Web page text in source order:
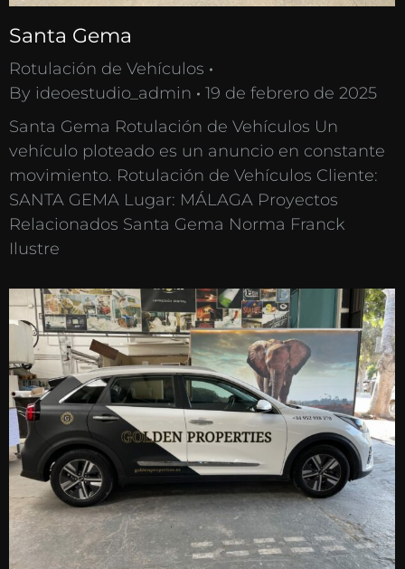
Santa Gema
Rotulación de Vehículos
By ideoestudio_admin
19 de febrero de 2025
Santa Gema Rotulación de Vehículos Un
vehículo ploteado es un anuncio en constante
movimiento. Rotulación de Vehículos Cliente:
SANTA GEMA Lugar: MÁLAGA Proyectos
Relacionados Santa Gema Norma Franck
Ilustre